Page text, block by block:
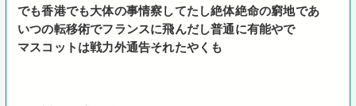
でも香港でも大体の事情察してたし絶体絶命の窮地であ
いつの転移術でフランスに飛んだし普通に有能やで
マスコットは戦力外通告それたやくも